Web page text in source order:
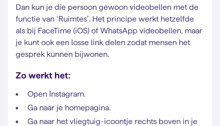
Dan kun je die persoon gewoon videobellen met de
functie van ‘Ruimtes’. Het principe werkt hetzelfde
als bij FaceTime (iOS) of WhatsApp videobellen, maar
je kunt ook een losse link delen zodat mensen het
gesprek kunnen bijwonen.
Zo werkt het:
Open Instagram.
Ga naar je homepagina.
Ga naar het vliegtuig-icoontje rechts boven in je